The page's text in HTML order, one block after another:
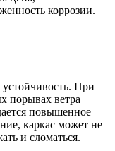
коррозии.
При
порывах ветра
повышенное
каркас может не
и сломаться.